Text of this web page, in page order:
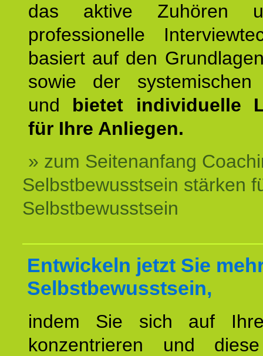
das aktive Zuhören
professionelle
basiert auf den
sowie der systemischen
und bietet individuelle
für Ihre Anliegen.
» zum Seitenanfang
Selbstbewusstsein stärken
Selbstbewusstsein
Entwickeln jetzt Sie
Selbstbewusstsein,
indem Sie sich auf
konzentrieren und